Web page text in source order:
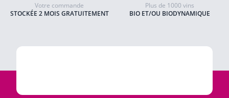
STOCKÉE 2 MOIS GRATUITEMENT
Votre commande
BIO ET/OU BIODYNAMIQUE
Plus de 1000 vins